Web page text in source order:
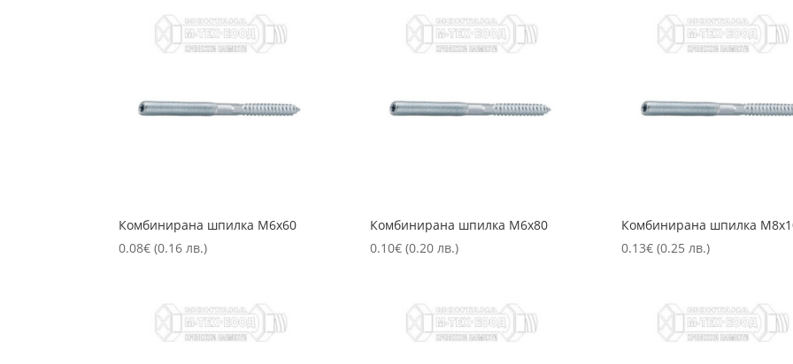
Комбинирана шпилка М6х60
0.08€ (0.16 лв.)
Комбинирана шпилка М6х80
0.10€ (0.20 лв.)
Комбинирана шпилка
0.13€ (0.25 лв.)